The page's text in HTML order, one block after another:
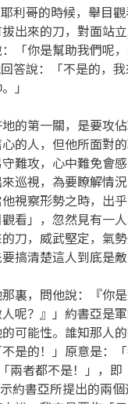
利哥的時候，舉目
出來的刀，對面站
「你是幫助我們呢
答說：「不是的，
」
的第一關，是要攻
的人，但他所面對
難攻，心中難免會感
巡視，為要瞭解情
視察形勢之時，出
看」，忽然見有一人
刀，威武堅定，氣
搞清楚這人到底是敵
那裏，問他說：『你是
呢？』」約書亞是
可能性。誰知那人
是的！」原意是：「
兩者都不是！」，
約書亞所提出的兩個